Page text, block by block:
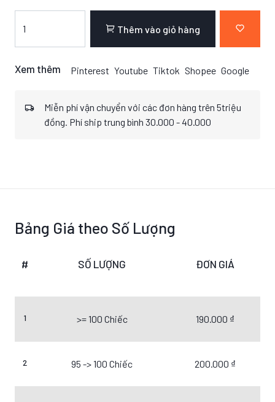
Thêm vào giỏ hàng
Xem thêm Pinterest Youtube Tiktok Shopee Google
Miễn phí vận chuyển với các đơn hàng trên 5triệu
đồng. Phí ship trung bình 30.000 - 40.000
Bảng Giá theo Số Lượng
# SỐ LƯỢNG ĐƠN GIÁ
1 >= 100 Chiếc 190.000 ₫
2 95 -> 100 Chiếc 200.000 ₫